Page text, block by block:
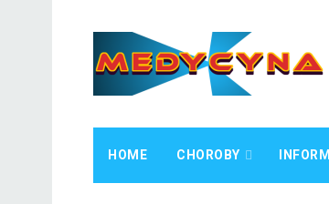
HOME CHOROBY